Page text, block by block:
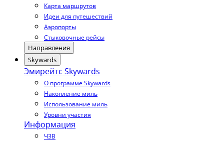
Карта маршрутов
Идеи для путешествий
Аэропорты
Стыковочные рейсы
Направления
Skywards
Эмирейтс Skywards
О программе Skywards
Накопление миль
Использование миль
Уровни участия
Информация
ЧЗВ